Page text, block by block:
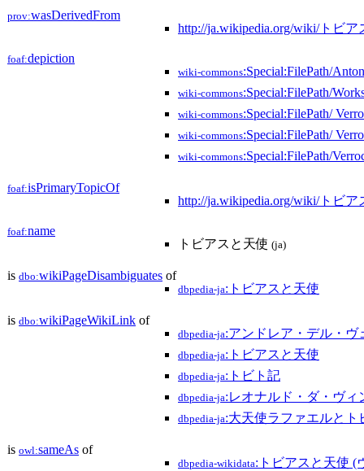
prov:wasDerivedFrom
http://ja.wikipedia.org/wiki/トビ
foaf:depiction
wiki-commons:Special:FilePath/
wiki-commons:Special:FilePath/
wiki-commons:Special:FilePath/
wiki-commons:Special:FilePath/
wiki-commons:Special:FilePath/
foaf:isPrimaryTopicOf
http://ja.wikipedia.org/wiki/トビ
foaf:name
トビアスと天使 (ja)
is dbo:wikiPageDisambiguates of
dbpedia-ja:トビアスと天使
is dbo:wikiPageWikiLink of
dbpedia-ja:アンドレア・デル・ヴ
dbpedia-ja:トビアスと天使
dbpedia-ja:トビト記
dbpedia-ja:レオナルド・ダ・ヴィ
dbpedia-ja:大天使ラファエルとト
is owl:sameAs of
dbpedia-wikidata:トビアスと天使 (